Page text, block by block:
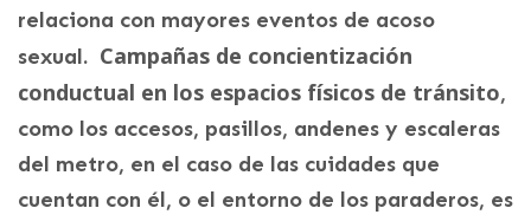
relaciona con mayores eventos de acoso
sexual. Campañas de concientización
conductual en los espacios físicos de tránsito,
como los accesos, pasillos, andenes y escaleras
del metro, en el caso de las cuidades que
cuentan con él, o el entorno de los paraderos, es